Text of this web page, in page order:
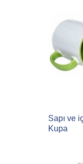
Sapı ve
Kupa